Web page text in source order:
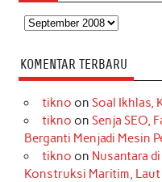
Arsip
KOMENTAR TERBARU
tikno on Soal Ikhlas,
tikno on Senja SEO,
Berganti Menjadi Mesin
tikno on Nusantara
Konstruksi Maritim, Laut